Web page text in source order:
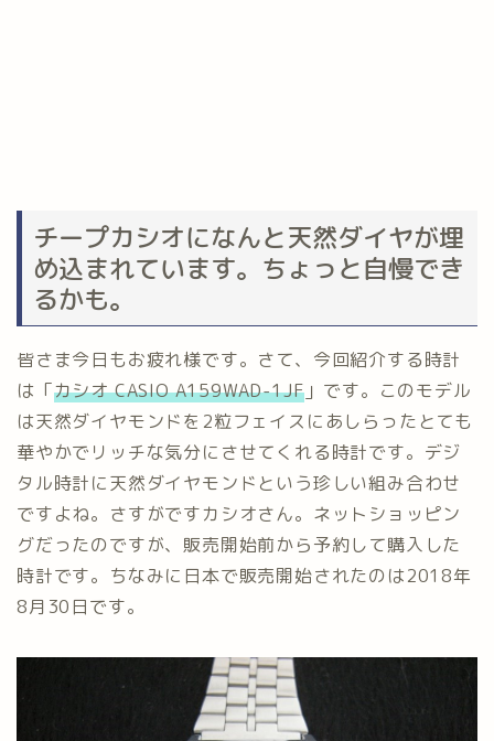
チープカシオになんと天然ダイヤが埋
め込まれています。ちょっと自慢でき
るかも。
皆さま今日もお疲れ様です。さて、今回紹介する時計
は「カシオ CASIO A159WAD-1JF 」です。このモデル
は天然ダイヤモンドを2粒フェイスにあしらったとても
華やかでリッチな気分にさせてくれる時計です。デジ
タル時計に天然ダイヤモンドという珍しい組み合わせ
ですよね。さすがですカシオさん。ネットショッピン
グだったのですが、販売開始前から予約して購入した
時計です。ちなみに日本で販売開始されたのは2018年
8月30日です。